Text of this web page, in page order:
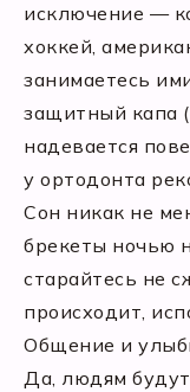
исключение —
хоккей,
занимаетесь
защитный капа
надевается
у ортодонта
Сон никак не
брекеты ночью
старайтесь не
происходит,
Общение и
Да, людям